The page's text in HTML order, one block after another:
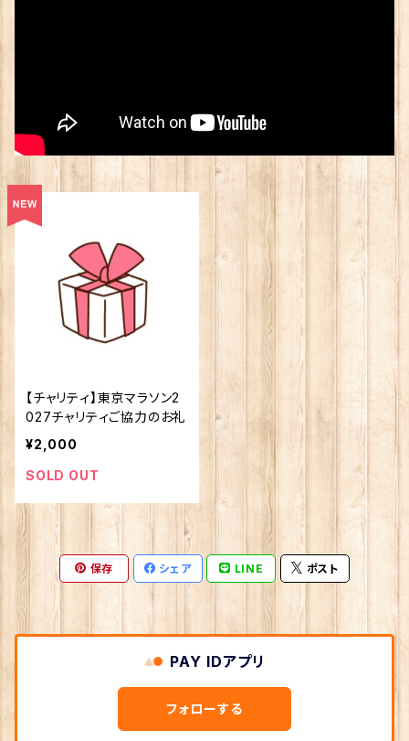
【チャリティ】東京マラソン2
027チャリティご協力のお礼
¥2,000
SOLD OUT
保存 シェア LINE ポスト
PAY IDアプリ
フォローする